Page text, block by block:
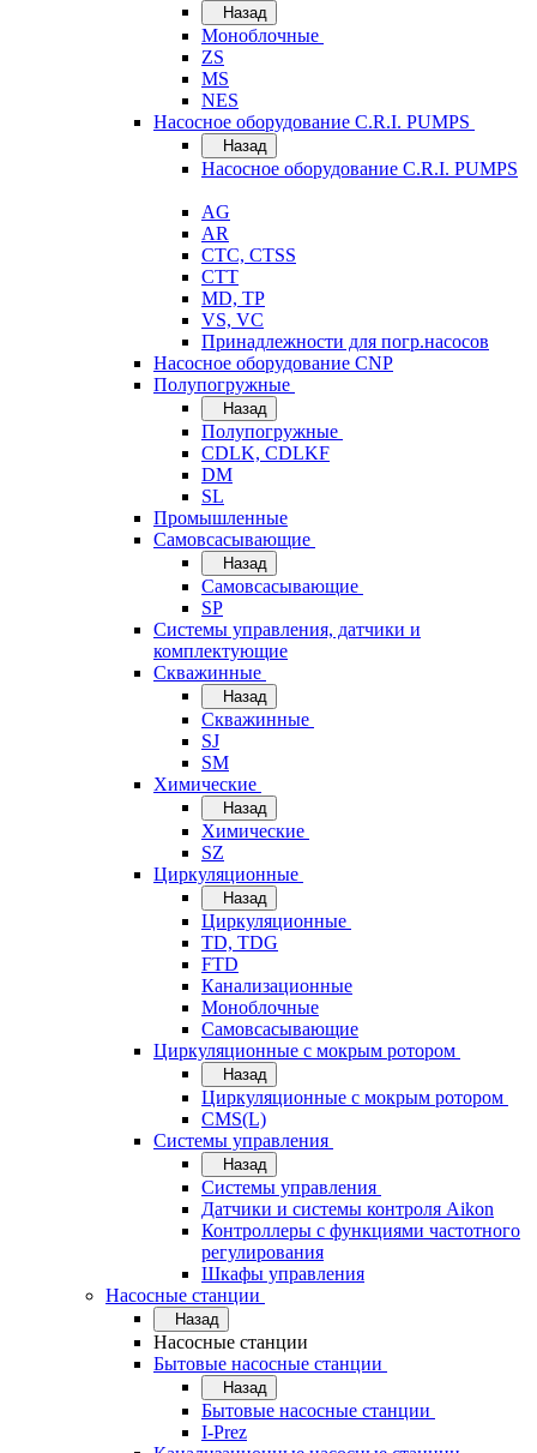
Назад
Моноблочные
ZS
MS
NES
Насосное оборудование C.R.I. PUMPS
Назад
Насосное оборудование C.R.I. PUMPS
AG
AR
CTC, CTSS
CTT
MD, TP
VS, VC
Принадлежности для погр.насосов
Насосное оборудование CNP
Полупогружные
Назад
Полупогружные
CDLK, CDLKF
DM
SL
Промышленные
Самовсасывающие
Назад
Самовсасывающие
SP
Системы управления, датчики и
комплектующие
Скважинные
Назад
Скважинные
SJ
SM
Химические
Назад
Химические
SZ
Циркуляционные
Назад
Циркуляционные
TD, TDG
FTD
Канализационные
Моноблочные
Самовсасывающие
Циркуляционные с мокрым ротором
Назад
Циркуляционные с мокрым ротором
CMS(L)
Системы управления
Назад
Системы управления
Датчики и системы контроля Aikon
Контроллеры с функциями частотного
регулирования
Шкафы управления
Насосные станции
Назад
Насосные станции
Бытовые насосные станции
Назад
Бытовые насосные станции
I-Prez